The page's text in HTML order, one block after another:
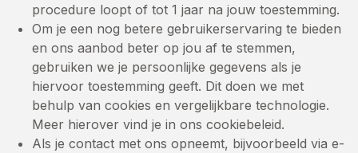
procedure loopt of tot 1 jaar na jouw toestemming.
Om je een nog betere gebruikerservaring te bieden
en ons aanbod beter op jou af te stemmen,
gebruiken we je persoonlijke gegevens als je
hiervoor toestemming geeft. Dit doen we met
behulp van cookies en vergelijkbare technologie.
Meer hierover vind je in ons cookiebeleid.
Als je contact met ons opneemt, bijvoorbeeld via e-